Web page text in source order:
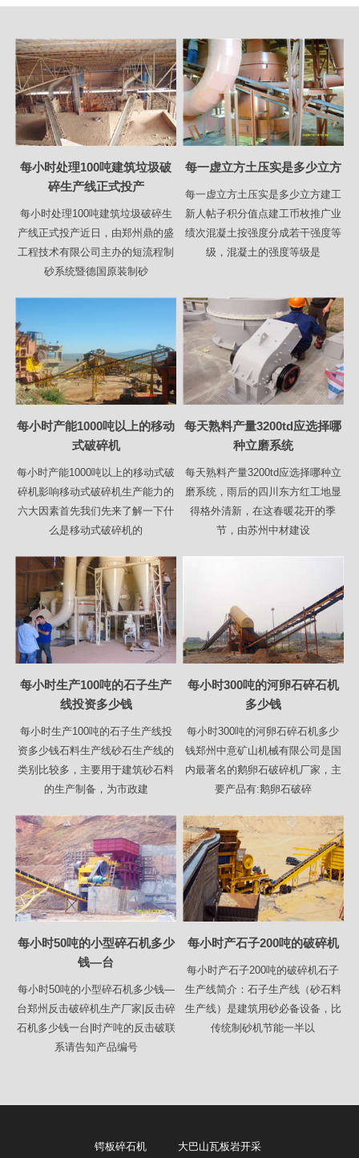
每小时处理100吨建筑垃圾破
碎生产线正式投产
每小时处理100吨建筑垃圾破碎生
产线正式投产近日，由郑州鼎的盛
工程技术有限公司主办的短流程制
砂系统暨德国原装制砂
每一虚立方土压实是多少立方
每一虚立方土压实是多少立方建工
新人帖子积分值点建工币枚推广业
绩次混凝土按强度分成若干强度等
级，混凝土的强度等级是
每小时产能1000吨以上的移动
式破碎机
每小时产能1000吨以上的移动式破
碎机影响移动式破碎机生产能力的
六大因素首先我们先来了解一下什
么是移动式破碎机的
每天熟料产量3200td应选择哪
种立磨系统
每天熟料产量3200td应选择哪种立
磨系统，雨后的四川东方红工地显
得格外清新，在这春暖花开的季
节，由苏州中材建设
每小时生产100吨的石子生产
线投资多少钱
每小时生产100吨的石子生产线投
资多少钱石料生产线砂石生产线的
类别比较多，主要用于建筑砂石料
的生产制备，为市政建
每小时300吨的河卵石碎石机
多少钱
每小时300吨的河卵石碎石机多少
钱郑州中意矿山机械有限公司是国
内最著名的鹅卵石破碎机厂家，主
要产品有:鹅卵石破碎
每小时50吨的小型碎石机多少
钱—台
每小时50吨的小型碎石机多少钱—
台郑州反击破碎机生产厂家|反击碎
石机多少钱一台|时产吨的反击破联
系请告知产品编号
每小时产石子200吨的破碎机
每小时产石子200吨的破碎机石子
生产线简介：石子生产线（砂石料
生产线）是建筑用砂必备设备，比
传统制砂机节能一半以
锷板碎石机 大巴山瓦板岩开采